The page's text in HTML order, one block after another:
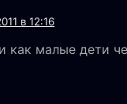
в 12:16
как малые дети